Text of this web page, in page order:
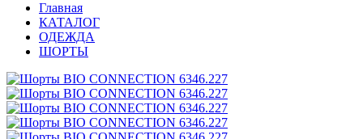
Главная
КАТАЛОГ
ОДЕЖДА
ШОРТЫ